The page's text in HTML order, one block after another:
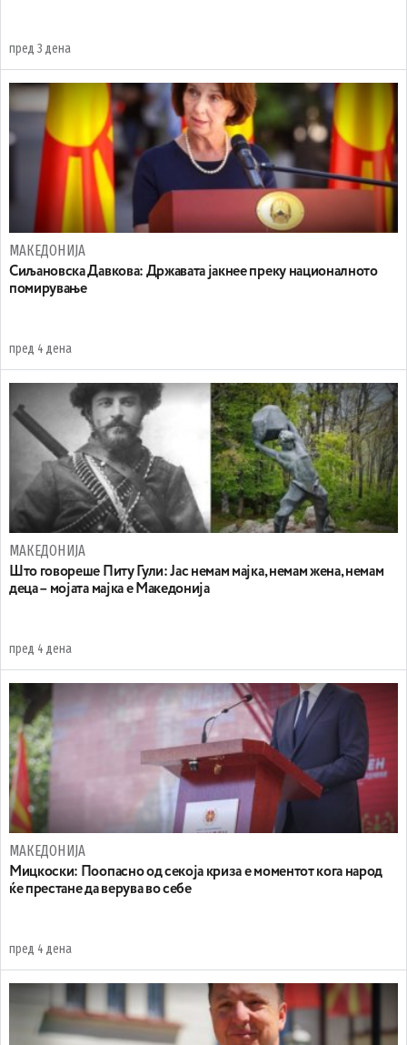
пред 3 дена
МАКЕДОНИЈА
Сиљановска Давкова: Државата јакнее преку националното
помирување
пред 4 дена
МАКЕДОНИЈА
Што говореше Питу Гули: Јас немам мајка, немам жена, немам
деца – мојата мајка е Македонија
пред 4 дена
МАКЕДОНИЈА
Мицкоски: Поопасно од секоја криза е моментот кога народ
ќе престане да верува во себе
пред 4 дена